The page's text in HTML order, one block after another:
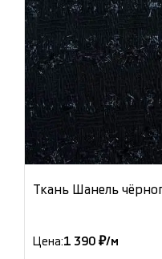
Ткань Шанель
Цена:1 390 ₽/м